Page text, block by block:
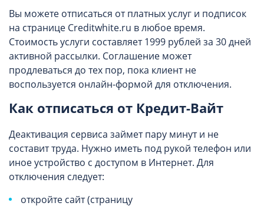
Вы можете отписаться от платных услуг и подписок
на странице Creditwhite.ru в любое время.
Стоимость услуги составляет 1999 рублей за 30 дней
активной рассылки. Соглашение может
продлеваться до тех пор, пока клиент не
воспользуется онлайн-формой для отключения.
Как отписаться от Кредит-Вайт
Деактивация сервиса займет пару минут и не
составит труда. Нужно иметь под рукой телефон или
иное устройство с доступом в Интернет. Для
отключения следует:
откройте сайт (страницу